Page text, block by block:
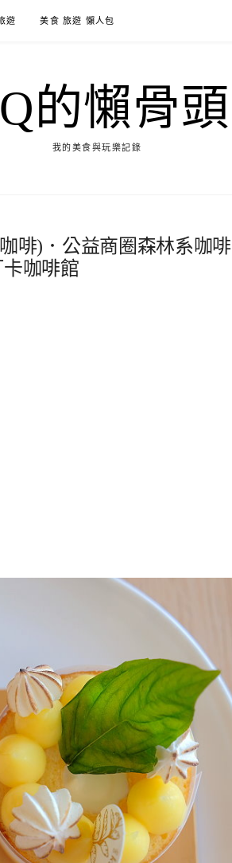
遊 美食 旅遊 懶人包
的懶骨頭
我的美食與玩樂記錄
啡)．公益商圈森林系咖啡
咖啡館